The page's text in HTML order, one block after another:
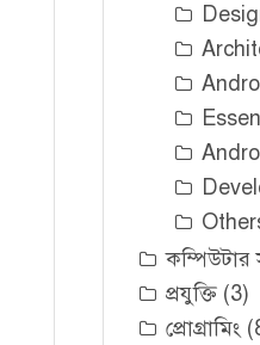
কম্পিউটার
প্রযুক্তি (3)
প্রোগ্রামিং